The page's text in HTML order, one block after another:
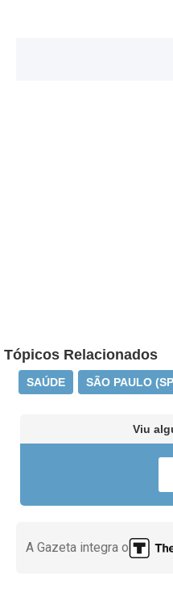
Tópicos Relacionados
SAÚDE SÃO PAULO
Viu
A Gazeta integra o